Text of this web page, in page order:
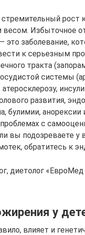
рост
Избыточное
заболевание,
к серьезным
тракта
системы
развития,
булимии,
с
вы подозреваете у
обратитесь к
диетолог
у
влияет и